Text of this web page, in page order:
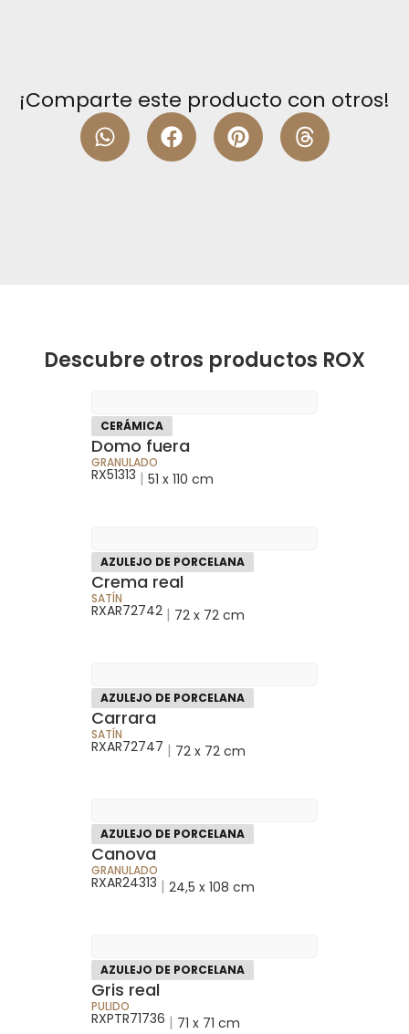
¡Comparte este producto con otros!
Descubre otros productos ROX
CERÁMICA
Domo fuera
GRANULADO
RX51313 | 51 x 110 cm
AZULEJO DE PORCELANA
Crema real
SATÍN
RXAR72742 | 72 x 72 cm
AZULEJO DE PORCELANA
Carrara
SATÍN
RXAR72747 | 72 x 72 cm
AZULEJO DE PORCELANA
Canova
GRANULADO
RXAR24313 | 24,5 x 108 cm
AZULEJO DE PORCELANA
Gris real
PULIDO
RXPTR71736 | 71 x 71 cm